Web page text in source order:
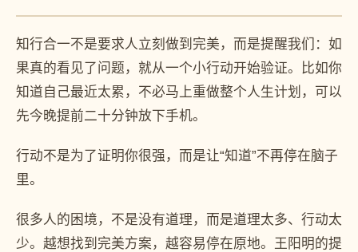
知行合一不是要求人立刻做到完美，而是提醒我们：如
果真的看见了问题，就从一个小行动开始验证。比如你
知道自己最近太累，不必马上重做整个人生计划，可以
先今晚提前二十分钟放下手机。
行动不是为了证明你很强，而是让“知道”不再停在脑子
里。
很多人的困境，不是没有道理，而是道理太多、行动太
少。越想找到完美方案，越容易停在原地。王阳明的提